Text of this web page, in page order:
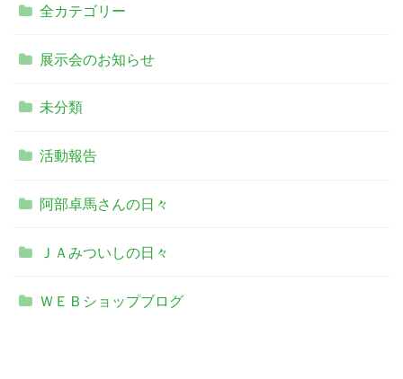
全カテゴリー
展示会のお知らせ
未分類
活動報告
阿部卓馬さんの日々
ＪＡみついしの日々
ＷＥＢショップブログ